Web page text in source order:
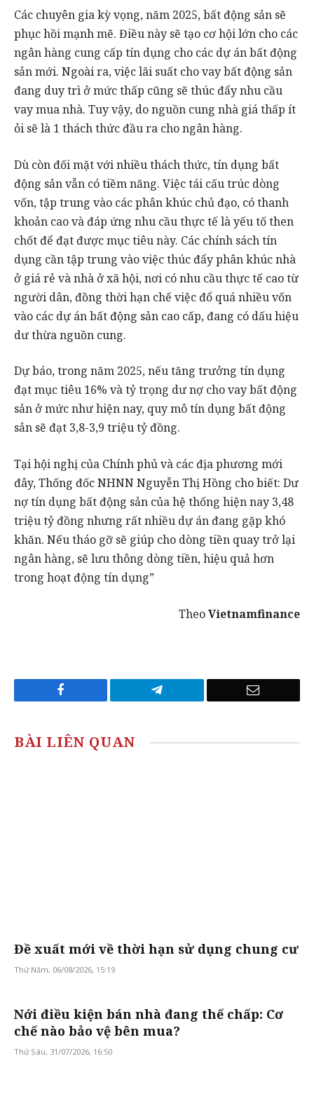
Các chuyên gia kỳ vọng, năm 2025, bất động sản sẽ
phục hồi mạnh mẽ. Điều này sẽ tạo cơ hội lớn cho các
ngân hàng cung cấp tín dụng cho các dự án bất động
sản mới. Ngoài ra, việc lãi suất cho vay bất động sản
đang duy trì ở mức thấp cũng sẽ thúc đẩy nhu cầu
vay mua nhà. Tuy vậy, do nguồn cung nhà giá thấp ít
ỏi sẽ là 1 thách thức đầu ra cho ngân hàng.
Dù còn đối mặt với nhiều thách thức, tín dụng bất
động sản vẫn có tiềm năng. Việc tái cấu trúc dòng
vốn, tập trung vào các phân khúc chủ đạo, có thanh
khoản cao và đáp ứng nhu cầu thực tế là yếu tố then
chốt để đạt được mục tiêu này. Các chính sách tín
dụng cần tập trung vào việc thúc đẩy phân khúc nhà
ở giá rẻ và nhà ở xã hội, nơi có nhu cầu thực tế cao từ
người dân, đồng thời hạn chế việc đổ quá nhiều vốn
vào các dự án bất động sản cao cấp, đang có dấu hiệu
dư thừa nguồn cung.
Dự báo, trong năm 2025, nếu tăng trưởng tín dụng
đạt mục tiêu 16% và tỷ trọng dư nợ cho vay bất động
sản ở mức như hiện nay, quy mô tín dụng bất động
sản sẽ đạt 3,8-3,9 triệu tỷ đồng.
Tại hội nghị của Chính phủ và các địa phương mới
đây, Thống đốc NHNN Nguyễn Thị Hồng cho biết: Dư
nợ tín dụng bất động sản của hệ thống hiện nay 3,48
triệu tỷ đồng nhưng rất nhiều dự án đang gặp khó
khăn. Nếu tháo gỡ sẽ giúp cho dòng tiền quay trở lại
ngân hàng, sẽ lưu thông dòng tiền, hiệu quả hơn
trong hoạt động tín dụng”
TheoVietnamfinance
Telegram Email
BÀI LIÊN QUAN
Đề xuất mới về thời hạn sử dụng chung cư
Thứ Năm, 06/08/2026, 15:19
Nới điều kiện bán nhà đang thế chấp: Cơ
chế nào bảo vệ bên mua?
Thứ Sáu, 31/07/2026, 16:50